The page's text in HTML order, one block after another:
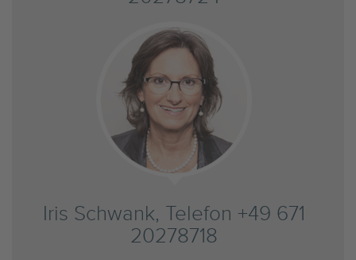
Iris Schwank, Telefon +49 671
20278718